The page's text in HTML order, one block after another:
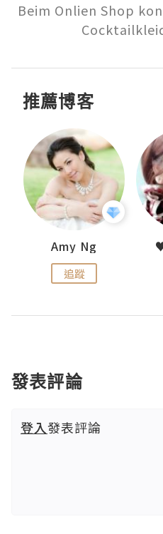
Beim Onlien Shop
推薦博客
Amy Ng
追蹤
發表評論
登入發表評論